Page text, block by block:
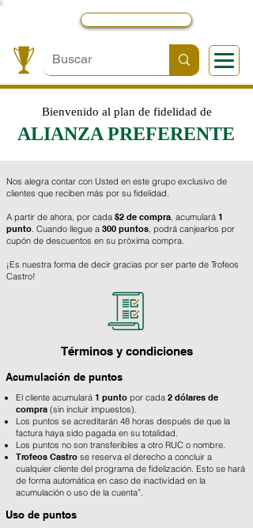
Bienvenido al plan de fidelidad de
ALIANZA PREFERENTE
Nos alegra contar con Usted en este grupo exclusivo de
clientes que reciben más por su fidelidad.
A partir de ahora, por cada $2 de compra, acumulará 1
punto. Cuando llegue a 300 puntos, podrá canjearlos por
cupón de descuentos en su próxima compra.
¡Es nuestra forma de decir gracias por ser parte de Trofeos
Castro!
Términos y condiciones
Acumulación de puntos
El cliente acumulará 1 punto por cada 2 dólares de
compra (sin incluir impuestos).
Los puntos se acreditarán 48 horas después de que la
factura haya sido pagada en su totalidad.
Los puntos no son transferibles a otro RUC o nombre.
Trofeos Castro se reserva el derecho a concluir a
cualquier cliente del programa de fidelización. Esto se hará
de forma automática en caso de inactividad en la
acumulación o uso de la cuenta”.
Uso de puntos